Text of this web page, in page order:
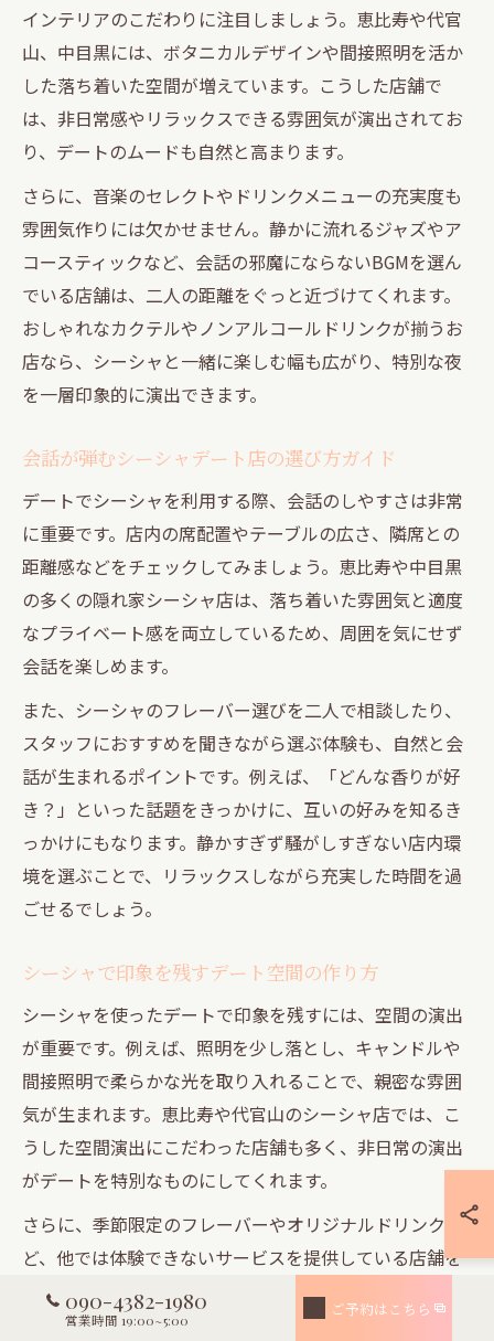
インテリアのこだわりに注目しましょう。恵比寿や代官
山、中目黒には、ボタニカルデザインや間接照明を活か
した落ち着いた空間が増えています。こうした店舗で
は、非日常感やリラックスできる雰囲気が演出されてお
り、デートのムードも自然と高まります。
さらに、音楽のセレクトやドリンクメニューの充実度も
雰囲気作りには欠かせません。静かに流れるジャズやア
コースティックなど、会話の邪魔にならないBGMを選ん
でいる店舗は、二人の距離をぐっと近づけてくれます。
おしゃれなカクテルやノンアルコールドリンクが揃うお
店なら、シーシャと一緒に楽しむ幅も広がり、特別な夜
を一層印象的に演出できます。
会話が弾むシーシャデート店の選び方ガイド
デートでシーシャを利用する際、会話のしやすさは非常
に重要です。店内の席配置やテーブルの広さ、隣席との
距離感などをチェックしてみましょう。恵比寿や中目黒
の多くの隠れ家シーシャ店は、落ち着いた雰囲気と適度
なプライベート感を両立しているため、周囲を気にせず
会話を楽しめます。
また、シーシャのフレーバー選びを二人で相談したり、
スタッフにおすすめを聞きながら選ぶ体験も、自然と会
話が生まれるポイントです。例えば、「どんな香りが好
き？」といった話題をきっかけに、互いの好みを知るき
っかけにもなります。静かすぎず騒がしすぎない店内環
境を選ぶことで、リラックスしながら充実した時間を過
ごせるでしょう。
シーシャで印象を残すデート空間の作り方
シーシャを使ったデートで印象を残すには、空間の演出
が重要です。例えば、照明を少し落とし、キャンドルや
間接照明で柔らかな光を取り入れることで、親密な雰囲
気が生まれます。恵比寿や代官山のシーシャ店では、こ
うした空間演出にこだわった店舗も多く、非日常の演出
がデートを特別なものにしてくれます。
さらに、季節限定のフレーバーやオリジナルドリンクな
ど、他では体験できないサービスを提供している店舗を
選ぶのもおすすめです。例えば、二人で一つのシーシャ
をシェアしながら、好みの香りを探す体験は、会話も弾
090-4382-1980
営業時間 19:00~5:00
ご予約はこちら